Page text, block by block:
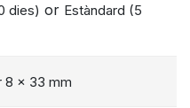
dies) or Estàndard (5
8 x 33 mm